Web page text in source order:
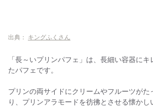
出典： キングふくさん
「長～いプリンパフェ」は、長細い容器に
たパフェです。
プリンの両サイドにクリームやフルーツがた
り、プリンアラモードを彷彿とさせる懐かし